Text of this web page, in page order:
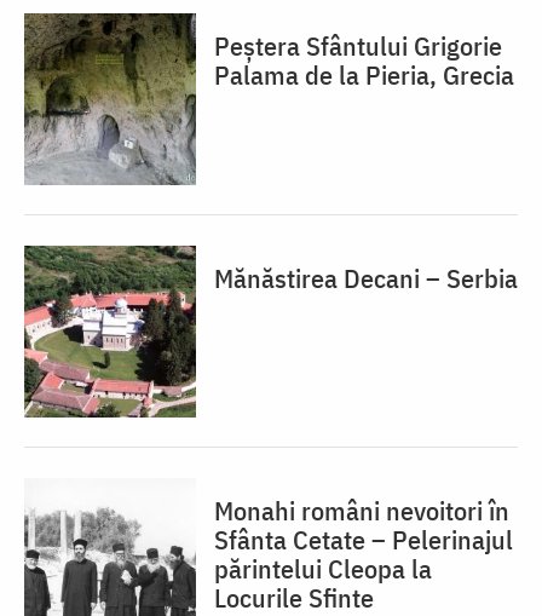
Peștera Sfântului Grigorie
Palama de la Pieria, Grecia
Mănăstirea Decani – Serbia
Monahi români nevoitori în
Sfânta Cetate – Pelerinajul
părintelui Cleopa la
Locurile Sfinte